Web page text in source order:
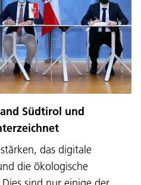
Südtirol und
das digitale
die ökologische